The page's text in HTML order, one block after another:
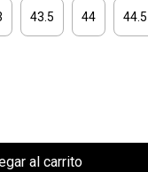
43.5 44 44.5